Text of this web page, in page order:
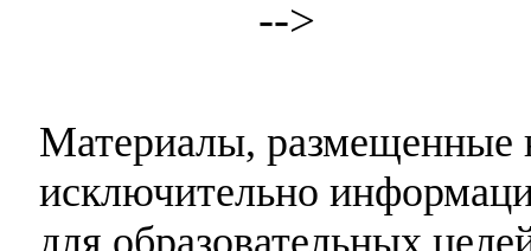
-->
Материалы, размещенные
исключительно